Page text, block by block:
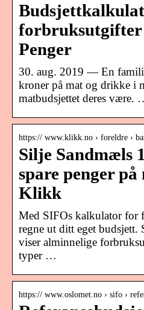
forbruksutgifter
Penger
30. aug. 2019 — En
kroner på mat og drikke i
matbudsjettet deres være.
https:// www.klikk.no › foreldre ›
Silje Sandmæls
spare penger
Klikk
Med SIFOs kalkulator for
regne ut ditt eget budsjett.
viser alminnelige
typer …
https:// www.oslomet.no › sifo ›